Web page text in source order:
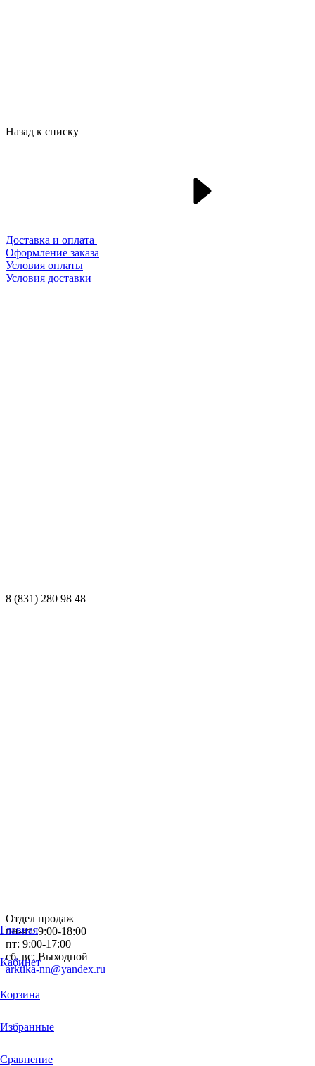
Назад к списку
Доставка и оплата
Оформление заказа
Условия оплаты
Условия доставки
8 (831) 280 98 48
Отдел продаж
пн-чт: 9:00-18:00
пт: 9:00-17:00
сб, вс: Выходной
arktika-nn@yandex.ru
Главная
Кабинет
Корзина
Избранные
Сравнение